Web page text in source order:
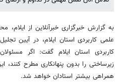
به گزارش خبرگزاری خبرآنلاین از
علمی کاربردی استان ایلام، در آیین
کاربردی استان ایلام گفت: اگر
زیرساختی را بدون پنهانکاری مطرح
همراهی بیشتر استادان خواهد شد.